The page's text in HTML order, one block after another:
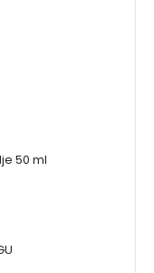
50 ml